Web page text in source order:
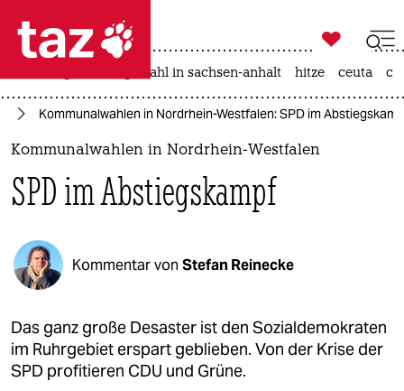
 taz zahl ich
taz zahl ich
politik
öko
gesellschaft
kultur
sport

taz zahl ich
landtagswahl in sachsen-anhalt hitze ceuta
Kommunalwahlen in Nordrhein-Westfalen: SPD im
Kommunalwahlen in Nordrhein-Westfalen
SPD im Abstiegskampf
Kommentar von Stefan Reinecke
Das ganz große Desaster ist den Sozialdemokraten
im Ruhrgebiet erspart geblieben. Von der Krise der
SPD profitieren CDU und Grüne.